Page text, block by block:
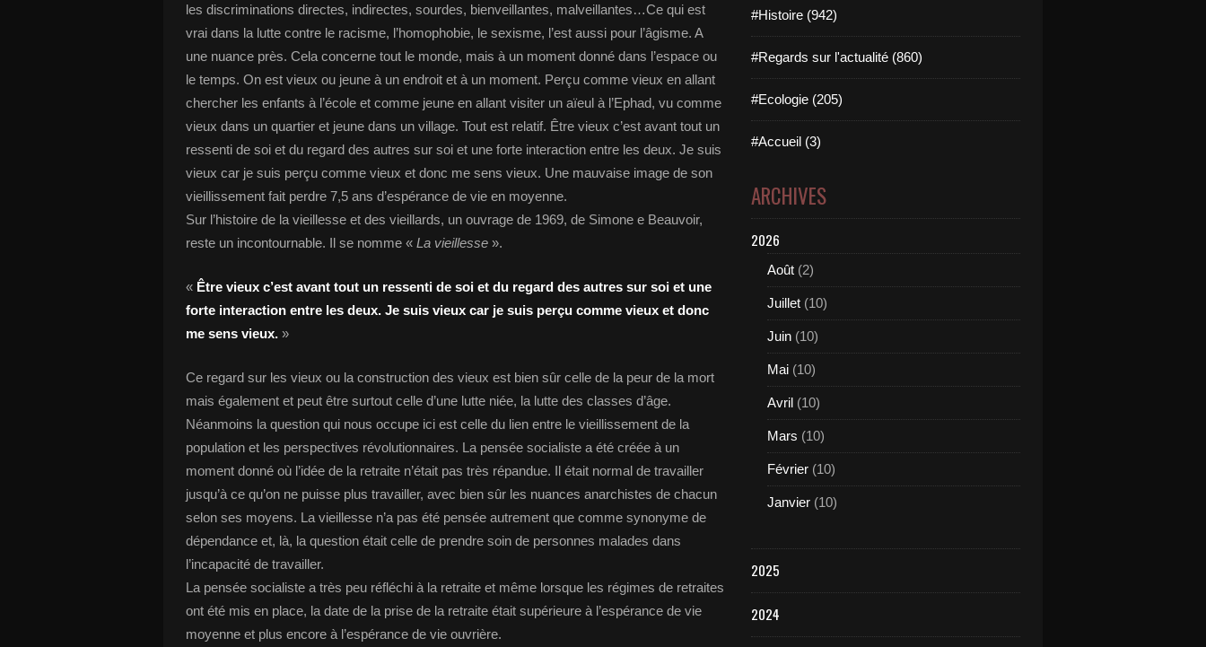
les discriminations directes, indirectes, sourdes, bienveillantes, malveillantes…Ce qui est
vrai dans la lutte contre le racisme, l’homophobie, le sexisme, l’est aussi pour l’âgisme. A
une nuance près. Cela concerne tout le monde, mais à un moment donné dans l’espace ou
le temps. On est vieux ou jeune à un endroit et à un moment. Perçu comme vieux en allant
chercher les enfants à l’école et comme jeune en allant visiter un aïeul à l’Ephad, vu comme
vieux dans un quartier et jeune dans un village. Tout est relatif. Être vieux c’est avant tout un
ressenti de soi et du regard des autres sur soi et une forte interaction entre les deux. Je suis
vieux car je suis perçu comme vieux et donc me sens vieux. Une mauvaise image de son
vieillissement fait perdre 7,5 ans d’espérance de vie en moyenne.
Sur l’histoire de la vieillesse et des vieillards, un ouvrage de 1969, de Simone e Beauvoir,
reste un incontournable. Il se nomme « La vieillesse ».
« Être vieux c’est avant tout un ressenti de soi et du regard des autres sur soi et une
forte interaction entre les deux. Je suis vieux car je suis perçu comme vieux et donc
me sens vieux. »
Ce regard sur les vieux ou la construction des vieux est bien sûr celle de la peur de la mort
mais également et peut être surtout celle d’une lutte niée, la lutte des classes d’âge.
Néanmoins la question qui nous occupe ici est celle du lien entre le vieillissement de la
population et les perspectives révolutionnaires. La pensée socialiste a été créée à un
moment donné où l’idée de la retraite n’était pas très répandue. Il était normal de travailler
jusqu’à ce qu’on ne puisse plus travailler, avec bien sûr les nuances anarchistes de chacun
selon ses moyens. La vieillesse n’a pas été pensée autrement que comme synonyme de
dépendance et, là, la question était celle de prendre soin de personnes malades dans
l’incapacité de travailler.
La pensée socialiste a très peu réfléchi à la retraite et même lorsque les régimes de retraites
ont été mis en place, la date de la prise de la retraite était supérieure à l’espérance de vie
moyenne et plus encore à l’espérance de vie ouvrière.
#Histoire (942)
#Regards sur l'actualité (860)
#Ecologie (205)
#Accueil (3)
ARCHIVES
2026
Août (2)
Juillet (10)
Juin (10)
Mai (10)
Avril (10)
Mars (10)
Février (10)
Janvier (10)
2025
2024